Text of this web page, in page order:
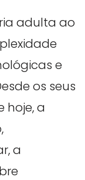
adulta ao
e
os seus
hoje, a
a